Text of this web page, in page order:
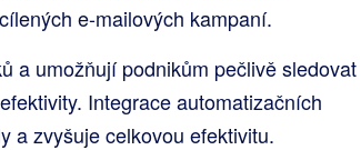
e-mailových kampaní.
a umožňují podnikům pečlivě sledovat
Integrace automatizačních
a zvyšuje celkovou efektivitu.